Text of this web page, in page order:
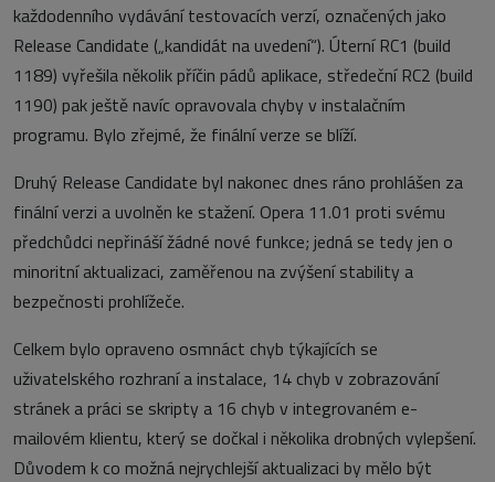
každodenního vydávání testovacích verzí, označených jako
Release Candidate („kandidát na uvedení“). Úterní RC1 (build
1189) vyřešila několik příčin pádů aplikace, středeční RC2 (build
1190) pak ještě navíc opravovala chyby v instalačním
programu. Bylo zřejmé, že finální verze se blíží.
Druhý Release Candidate byl nakonec dnes ráno prohlášen za
finální verzi a uvolněn ke stažení. Opera 11.01 proti svému
předchůdci nepřináší žádné nové funkce; jedná se tedy jen o
minoritní aktualizaci, zaměřenou na zvýšení stability a
bezpečnosti prohlížeče.
Celkem bylo opraveno osmnáct chyb týkajících se
uživatelského rozhraní a instalace, 14 chyb v zobrazování
stránek a práci se skripty a 16 chyb v integrovaném e-
mailovém klientu, který se dočkal i několika drobných vylepšení.
Důvodem k co možná nejrychlejší aktualizaci by mělo být